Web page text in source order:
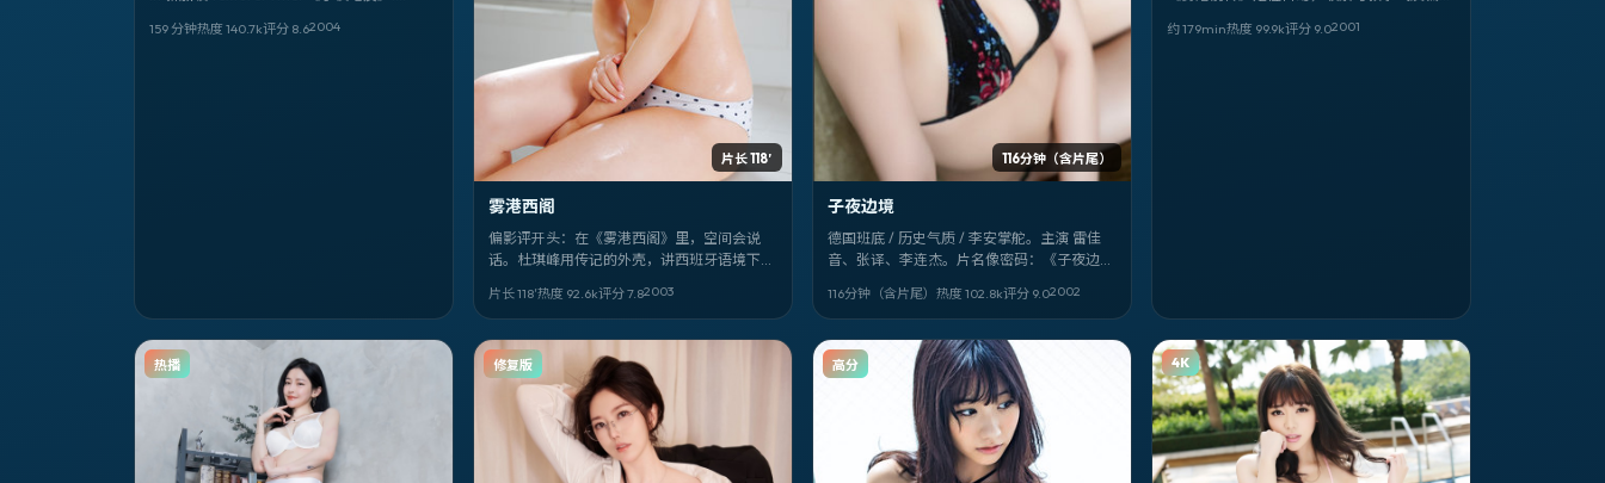
栗旬. 上映 2004-05-02。
159 分钟热度 140.7k评分 8.62004
片长 118′
雾港西阁
偏影评开头：在《雾港西阁》里，空间会说
话。杜琪峰用传记的外壳，讲西班牙语境下的
戏份最吃重。
片长 118′热度 92.6k评分7.82003
116分钟（含片尾）
子夜边境
德国班底 / 历史气质 / 李安掌舵。主演 雷佳
音、张译、李连杰。片名像密码：《子夜边
116分钟（含片尾） 热度 102.8k评分 9.02002
约 179min热度 99.9k评分 9.02001
热播 修复版 高分 4K